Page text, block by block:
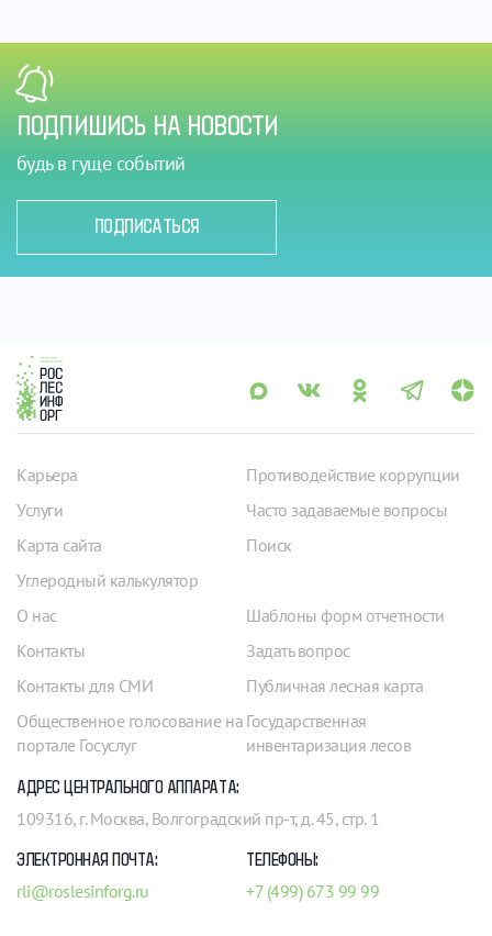
ПОДПИШИСЬ НА НОВОСТИ
будь в гуще событий
ПОДПИСАТЬСЯ
Карьера
Услуги
Карта сайта
Углеродный калькулятор
Противодействие коррупции
Часто задаваемые вопросы
Поиск
О нас
Контакты
Контакты для СМИ
Общественное голосование на
портале Госуслуг
Шаблоны форм отчетности
Задать вопрос
Публичная лесная карта
Государственная
инвентаризация лесов
АДРЕС ЦЕНТРАЛЬНОГО АППАРАТА:
109316, г. Москва, Волгоградский пр-т, д. 45, стр. 1
ЭЛЕКТРОННАЯ ПОЧТА:
rli@roslesinforg.ru
ТЕЛЕФОНЫ:
+7 (499) 673 99 99